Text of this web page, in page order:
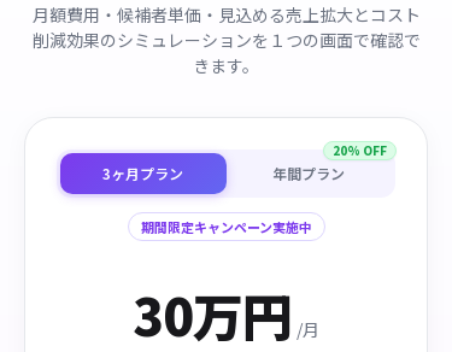
月額費用・候補者単価・見込める売上拡大とコスト
削減効果のシミュレーションを１つの画面で確認で
きます。
3ヶ月プラン 年間プラン
20% OFF
期間限定キャンペーン実施中
30万円 /月